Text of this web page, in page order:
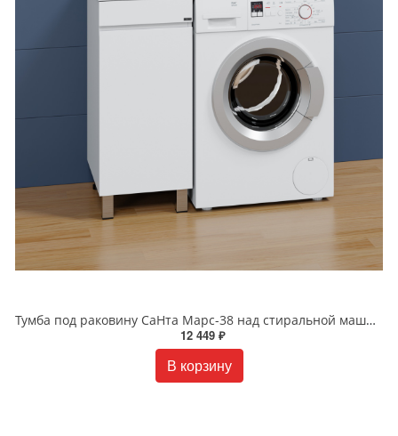
Тумба под раковину СаНта Марс-38 над стиральной машиной, напольная 700221 .(ум.Лидер 1000 литой мрамор)
12 449 ₽
В корзину